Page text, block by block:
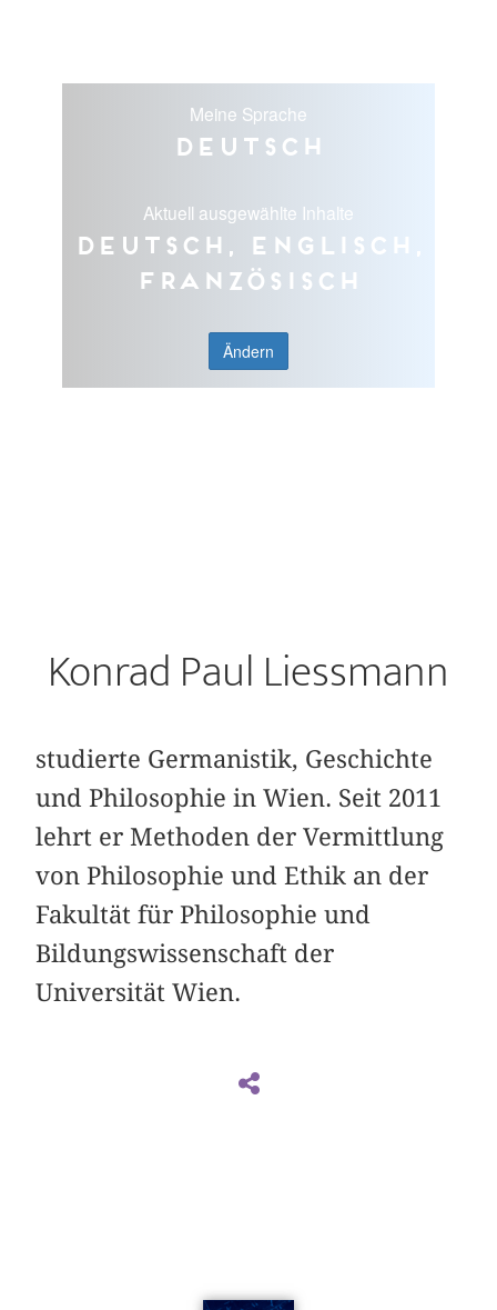
Meine Sprache
Deutsch
Aktuell ausgewählte Inhalte
Deutsch, Englisch,
Französisch
Ändern
Konrad Paul Liessmann
studierte Germanistik, Geschichte
und Philosophie in Wien. Seit 2011
lehrt er Methoden der Vermittlung
von Philosophie und Ethik an der
Fakultät für Philosophie und
Bildungswissenschaft der
Universität Wien.